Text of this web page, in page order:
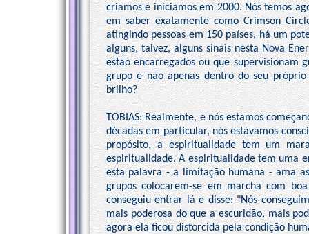
criamos e iniciamos em 2000. Nós temos
em saber exatamente como Crimson
atingindo pessoas em 150 países, há um
alguns, talvez, alguns sinais nesta Nova
estão encarregados ou que supervisionam
grupo e não apenas dentro do seu
brilho?
TOBIAS: Realmente, e nós estamos
décadas em particular, nós estávamos
propósito, a espiritualidade tem um
espiritualidade. A espiritualidade tem uma
esta palavra - a limitação humana - ama
grupos colocarem-se em marcha com
conseguiu entrar lá e disse: "Nós
mais poderosa do que a escuridão, mais
agora ela ficou distorcida pela condição